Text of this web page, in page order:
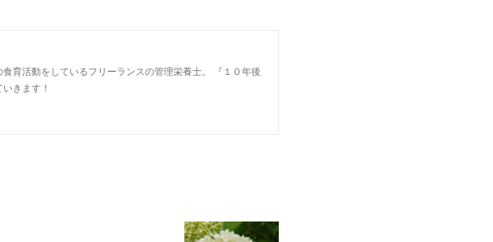
育活動をしているフリーランスの管理栄養士。 『１０年後
きます！